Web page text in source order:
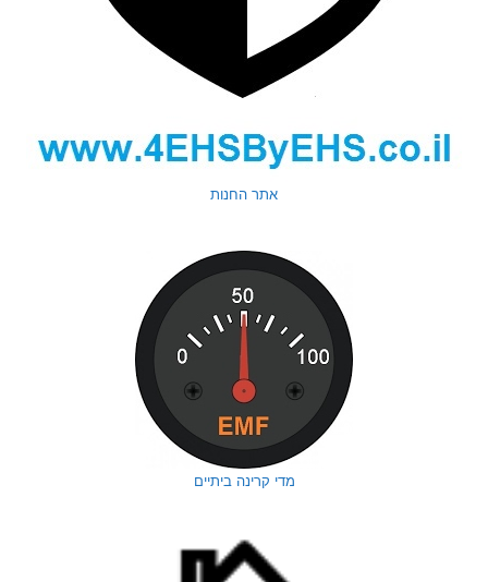
אתר החנות
מדי קרינה ביתיים